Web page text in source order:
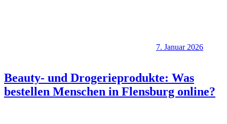
7. Januar 2026
Beauty- und Drogerieprodukte: Was
bestellen Menschen in Flensburg online?